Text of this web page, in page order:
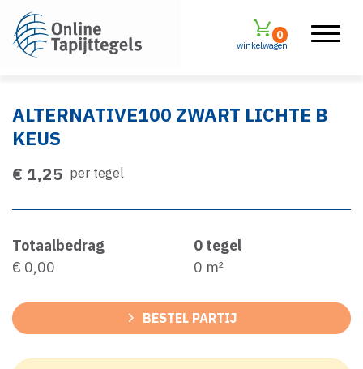
winkelwagen
0
ALTERNATIVE100 ZWART LICHTE B
KEUS
€ 1,25 per tegel
Totaalbedrag
€ 0,00
0 tegel
0 m²
BESTEL PARTIJ